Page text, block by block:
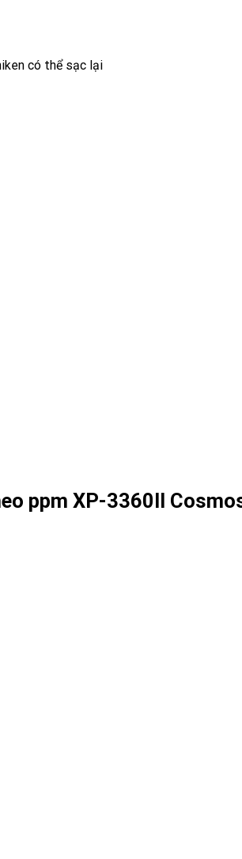
có thể sạc lại
ppm XP-3360II